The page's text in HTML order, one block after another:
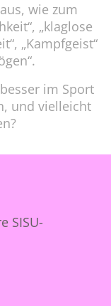
wie zum
„klaglose
„Kampfgeist“
im Sport
und vielleicht
SISU-